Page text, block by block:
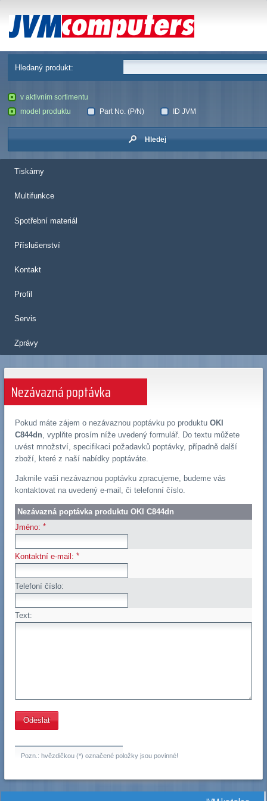
JVM Computers
Hledaný produkt:
v aktivním sortimentu
model produktu
Part No. (P/N) ID JVM
Hledej
Tiskárny
Multifunkce
Spotřební materiál
Příslušenství
Kontakt
Profil
Servis
Zprávy
Nezávazná poptávka
Pokud máte zájem o nezávaznou poptávku po produktu OKI
C844dn , vyplňte prosím níže uvedený formulář. Do textu můžete
uvést množství, specifikaci požadavků poptávky, případně další
zboží, které z naší nabídky poptáváte.
Jakmile vaši nezávaznou poptávku zpracujeme, budeme vás
kontaktovat na uvedený e-mail, či telefonní číslo.
Nezávazná poptávka produktu OKI C844dn
Jméno: *
Kontaktní e-mail: *
Telefoní číslo:
Text:
Pozn.: hvězdičkou (*) označené položky jsou povinné!